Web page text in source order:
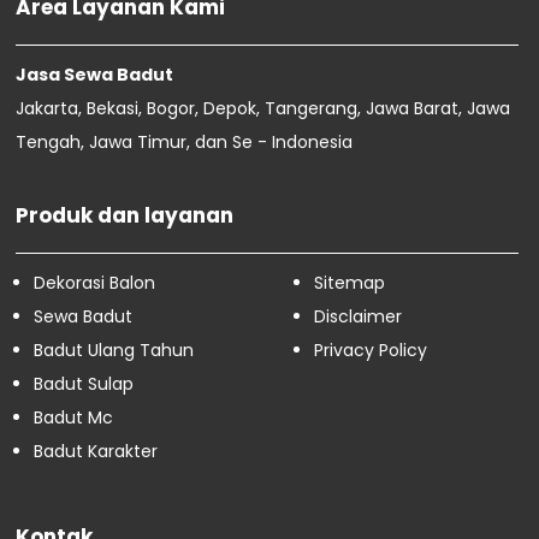
Sewa Badut Jatibening
Sewa Badut Pedurenan
Sewa Badut Mustikasari
April86
Maret74
Februari16
Januari 4
Area Layanan Kami
Jasa Sewa Badut
Jakarta, Bekasi, Bogor, Depok, Tangerang, Jawa Barat, Jawa
Tengah, Jawa Timur, dan Se - Indonesia
Produk dan layanan
Dekorasi Balon
Sewa Badut
Badut Ulang Tahun
Badut Sulap
Badut Mc
Badut Karakter
Sitemap
Disclaimer
Privacy Policy